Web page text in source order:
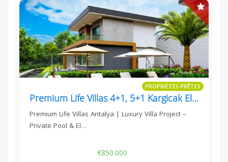
PROPRIÉTÉS PRÊTES
Premium Life Villas 4+1, 5+1 Kargicak Eligible For Turkish Citizenship
Premium Life Villas Antalya | Luxury Villa Project –
Private Pool & El…
€850.000